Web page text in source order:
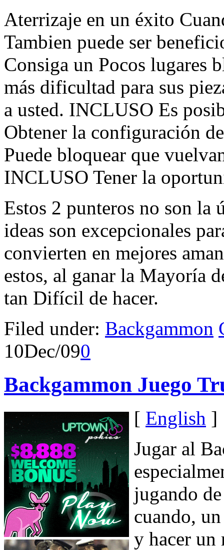
Aterrizaje en un éxito
Tambien puede ser
Consiga un Pocos lugares
más dificultad para sus
a usted. INCLUSO Es
Obtener la configuración
Puede bloquear que
INCLUSO Tener la
Estos 2 punteros no son la
ideas son excepcionales
convierten en mejores
estos, al ganar la Mayoría
tan Difícil de hacer.
Filed under: Backgammon
10Dec/090
Backgammon Juego
[ English ]
Jugar al
jugando
cuando,
y hacer un